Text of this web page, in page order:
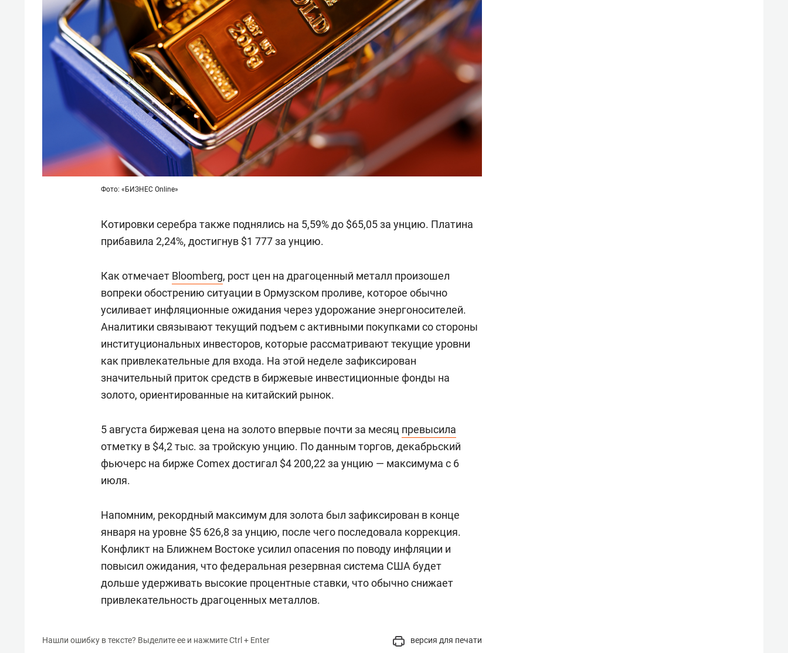
Фото: «БИЗНЕС Online»
Котировки серебра также поднялись на 5,59% до $65,05 за унцию. Платина
прибавила 2,24%, достигнув $1 777 за унцию.
Как отмечает Bloomberg, рост цен на драгоценный металл произошел
вопреки обострению ситуации в Ормузском проливе, которое обычно
усиливает инфляционные ожидания через удорожание энергоносителей.
Аналитики связывают текущий подъем с активными покупками со стороны
институциональных инвесторов, которые рассматривают текущие уровни
как привлекательные для входа. На этой неделе зафиксирован
значительный приток средств в биржевые инвестиционные фонды на
золото, ориентированные на китайский рынок.
5 августа биржевая цена на золото впервые почти за месяц превысила
отметку в $4,2 тыс. за тройскую унцию. По данным торгов, декабрьский
фьючерс на бирже Comex достигал $4 200,22 за унцию — максимума с 6
июля.
Напомним, рекордный максимум для золота был зафиксирован в конце
января на уровне $5 626,8 за унцию, после чего последовала коррекция.
Конфликт на Ближнем Востоке усилил опасения по поводу инфляции и
повысил ожидания, что федеральная резервная система США будет
дольше удерживать высокие процентные ставки, что обычно снижает
привлекательность драгоценных металлов.
Нашли ошибку в тексте? Выделите ее и нажмите Ctrl + Enter версия для печати